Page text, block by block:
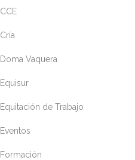
CCE
Cría
Doma Vaquera
Equisur
Equitación de Trabajo
Eventos
Formación